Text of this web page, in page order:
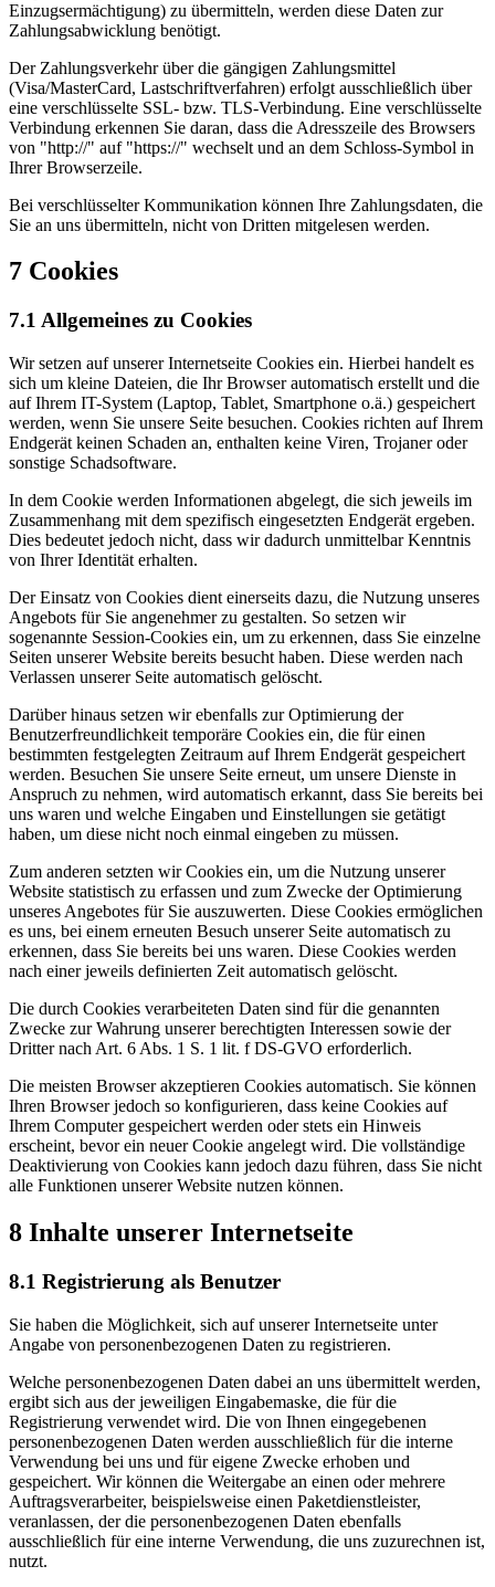
Einzugsermächtigung) zu übermitteln, werden diese Daten zur
Zahlungsabwicklung benötigt.
Der Zahlungsverkehr über die gängigen Zahlungsmittel
(Visa/MasterCard, Lastschriftverfahren) erfolgt ausschließlich über
eine verschlüsselte SSL- bzw. TLS-Verbindung. Eine verschlüsselte
Verbindung erkennen Sie daran, dass die Adresszeile des Browsers
von "http://" auf "https://" wechselt und an dem Schloss-Symbol in
Ihrer Browserzeile.
Bei verschlüsselter Kommunikation können Ihre Zahlungsdaten, die
Sie an uns übermitteln, nicht von Dritten mitgelesen werden.
7 Cookies
7.1 Allgemeines zu Cookies
Wir setzen auf unserer Internetseite Cookies ein. Hierbei handelt es
sich um kleine Dateien, die Ihr Browser automatisch erstellt und die
auf Ihrem IT-System (Laptop, Tablet, Smartphone o.ä.) gespeichert
werden, wenn Sie unsere Seite besuchen. Cookies richten auf Ihrem
Endgerät keinen Schaden an, enthalten keine Viren, Trojaner oder
sonstige Schadsoftware.
In dem Cookie werden Informationen abgelegt, die sich jeweils im
Zusammenhang mit dem spezifisch eingesetzten Endgerät ergeben.
Dies bedeutet jedoch nicht, dass wir dadurch unmittelbar Kenntnis
von Ihrer Identität erhalten.
Der Einsatz von Cookies dient einerseits dazu, die Nutzung unseres
Angebots für Sie angenehmer zu gestalten. So setzen wir
sogenannte Session-Cookies ein, um zu erkennen, dass Sie einzelne
Seiten unserer Website bereits besucht haben. Diese werden nach
Verlassen unserer Seite automatisch gelöscht.
Darüber hinaus setzen wir ebenfalls zur Optimierung der
Benutzerfreundlichkeit temporäre Cookies ein, die für einen
bestimmten festgelegten Zeitraum auf Ihrem Endgerät gespeichert
werden. Besuchen Sie unsere Seite erneut, um unsere Dienste in
Anspruch zu nehmen, wird automatisch erkannt, dass Sie bereits bei
uns waren und welche Eingaben und Einstellungen sie getätigt
haben, um diese nicht noch einmal eingeben zu müssen.
Zum anderen setzten wir Cookies ein, um die Nutzung unserer
Website statistisch zu erfassen und zum Zwecke der Optimierung
unseres Angebotes für Sie auszuwerten. Diese Cookies ermöglichen
es uns, bei einem erneuten Besuch unserer Seite automatisch zu
erkennen, dass Sie bereits bei uns waren. Diese Cookies werden
nach einer jeweils definierten Zeit automatisch gelöscht.
Die durch Cookies verarbeiteten Daten sind für die genannten
Zwecke zur Wahrung unserer berechtigten Interessen sowie der
Dritter nach Art. 6 Abs. 1 S. 1 lit. f DS-GVO erforderlich.
Die meisten Browser akzeptieren Cookies automatisch. Sie können
Ihren Browser jedoch so konfigurieren, dass keine Cookies auf
Ihrem Computer gespeichert werden oder stets ein Hinweis
erscheint, bevor ein neuer Cookie angelegt wird. Die vollständige
Deaktivierung von Cookies kann jedoch dazu führen, dass Sie nicht
alle Funktionen unserer Website nutzen können.
8 Inhalte unserer Internetseite
8.1 Registrierung als Benutzer
Sie haben die Möglichkeit, sich auf unserer Internetseite unter
Angabe von personenbezogenen Daten zu registrieren.
Welche personenbezogenen Daten dabei an uns übermittelt werden,
ergibt sich aus der jeweiligen Eingabemaske, die für die
Registrierung verwendet wird. Die von Ihnen eingegebenen
personenbezogenen Daten werden ausschließlich für die interne
Verwendung bei uns und für eigene Zwecke erhoben und
gespeichert. Wir können die Weitergabe an einen oder mehrere
Auftragsverarbeiter, beispielsweise einen Paketdienstleister,
veranlassen, der die personenbezogenen Daten ebenfalls
ausschließlich für eine interne Verwendung, die uns zuzurechnen ist,
nutzt.